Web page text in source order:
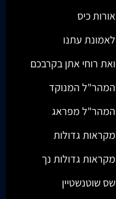
אורות כיס
לאמונת עתנו
ואת רוחי אתן בקרבכם
המהר"ל המנוקד
המהר"ל מפראג
מקראות גדולות
מקראות גדולות נך
שס שוטנשטיין